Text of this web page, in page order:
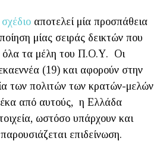
αποτελεί μία προσπάθεια
μίας σειράς δεικτών που
όλα τα μέλη του Π.Ο.Υ. Οι
(19) και αφορούν στην
των πολιτών των κρατών-μελών
από αυτούς, η Ελλάδα
ωστόσο υπάρχουν και
επιδείνωση.